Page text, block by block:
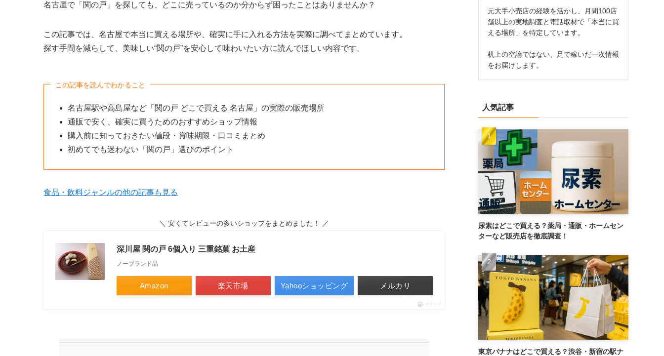
名古屋で「関の戸」を探しても、どこに売っているのか分からず困ったことはありませんか？
この記事では、名古屋で本当に買える場所や、確実に手に入れる方法を実際に調べてまとめています。
探す手間を減らして、美味しい“関の戸”を安心して味わいたい方に読んでほしい内容です。
この記事を読んでわかること
名古屋駅や高島屋など「関の戸 どこで買える 名古屋」の実際の販売場所
通販で安く、確実に買うためのおすすめショップ情報
購入前に知っておきたい値段・賞味期限・口コミまとめ
初めてでも迷わない「関の戸」選びのポイント
食品・飲料ジャンルの他の記事も見る
＼ 安くてレビューの多いショップをまとめました！ ／
深川屋 関の戸 6個入り 三重銘菓 お土産
ノーブランド品
Amazon 楽天市場 Yahooショッピング メルカリ
ポチップ
元大手小売店の経験を活かし、月間100店
舗以上の実地調査と電話取材で「本当に買
える場所」を特定しています。
机上の空論ではない、足で稼いだ一次情報
をお届けします。
人気記事
尿素はどこで買える？薬局・通販・ホームセン
ターなど販売店を徹底調査！
東京バナナはどこで買える？渋谷・新宿の駅ナ